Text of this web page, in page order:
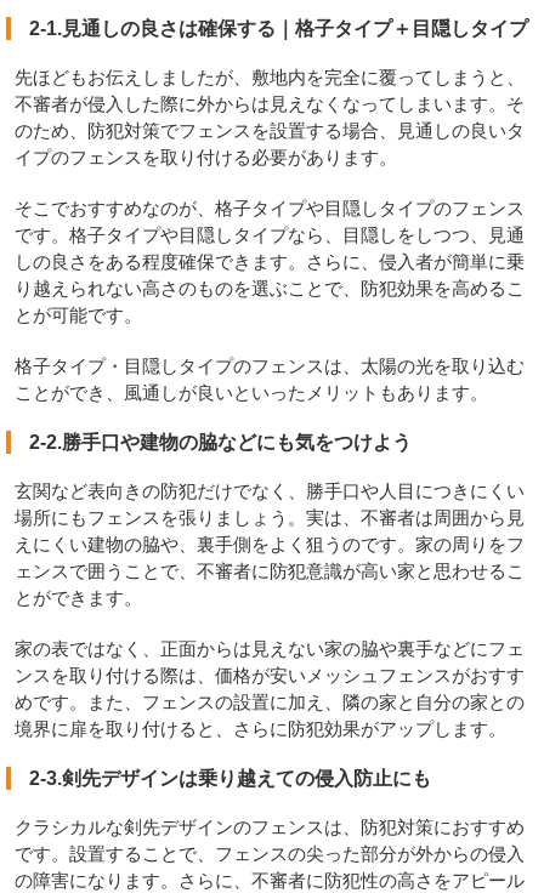
2-1.見通しの良さは確保する｜格子タイプ＋目隠しタイプ
先ほどもお伝えしましたが、敷地内を完全に覆ってしまうと、
不審者が侵入した際に外からは見えなくなってしまいます。そ
のため、防犯対策でフェンスを設置する場合、見通しの良いタ
イプのフェンスを取り付ける必要があります。
そこでおすすめなのが、格子タイプや目隠しタイプのフェンス
です。格子タイプや目隠しタイプなら、目隠しをしつつ、見通
しの良さをある程度確保できます。さらに、侵入者が簡単に乗
り越えられない高さのものを選ぶことで、防犯効果を高めるこ
とが可能です。
格子タイプ・目隠しタイプのフェンスは、太陽の光を取り込む
ことができ、風通しが良いといったメリットもあります。
2-2.勝手口や建物の脇などにも気をつけよう
玄関など表向きの防犯だけでなく、勝手口や人目につきにくい
場所にもフェンスを張りましょう。実は、不審者は周囲から見
えにくい建物の脇や、裏手側をよく狙うのです。家の周りをフ
ェンスで囲うことで、不審者に防犯意識が高い家と思わせるこ
とができます。
家の表ではなく、正面からは見えない家の脇や裏手などにフェ
ンスを取り付ける際は、価格が安いメッシュフェンスがおすす
めです。また、フェンスの設置に加え、隣の家と自分の家との
境界に扉を取り付けると、さらに防犯効果がアップします。
2-3.剣先デザインは乗り越えての侵入防止にも
クラシカルな剣先デザインのフェンスは、防犯対策におすすめ
です。設置することで、フェンスの尖った部分が外からの侵入
の障害になります。さらに、不審者に防犯性の高さをアピール